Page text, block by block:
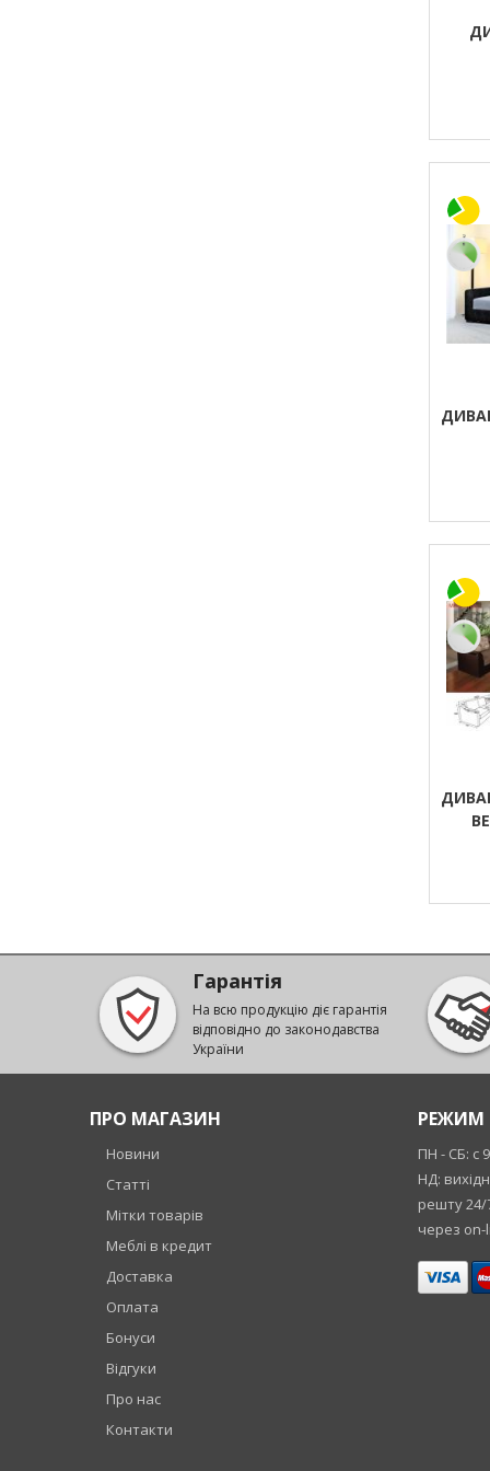
Гарантія
На всю продукцію діє гарантія
відповідно до законодавства
України
ПРО МАГАЗИН
Новини
Статті
Мітки товарів
Меблі в кредит
Доставка
Оплата
Бонуси
Відгуки
Про нас
Контакти
РЕЖИМ
ПН - СБ: с
НД:
решту
через